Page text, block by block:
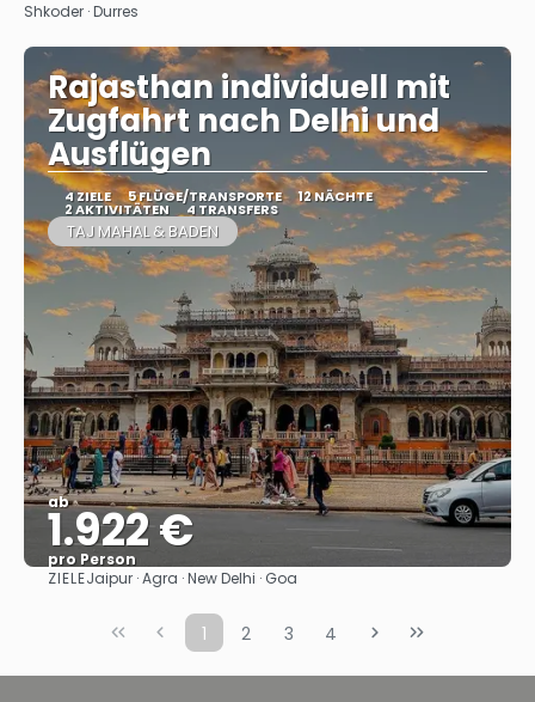
Shkoder · Durres
Rajasthan individuell mit
Zugfahrt nach Delhi und
Ausflügen
4 ZIELE 5 FLÜGE/TRANSPORTE 12 NÄCHTE
2 AKTIVITÄTEN 4 TRANSFERS
TAJ MAHAL & BADEN
ab
1.922 €
pro Person
Sehen
ZIELEJaipur · Agra · New Delhi · Goa
1 2 3 4